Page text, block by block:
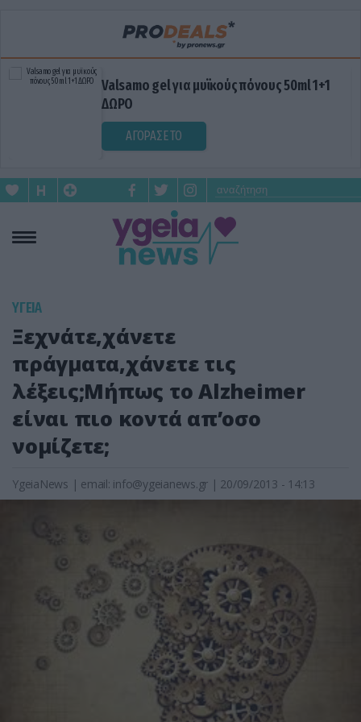
Valsamo gel για μυϊκούς πόνους 50ml 1+1
ΔΩΡΟ
ΑΓΟΡΑΣΕ ΤΟ
ΥΓΕΙΑ
Ξεχνάτε,χάνετε
πράγματα,χάνετε τις
λέξεις;Μήπως το Alzheimer
είναι πιο κοντά απ’οσο
νομίζετε;
YgeiaNews | email: info@ygeianews.gr | 20/09/2013 - 14:13